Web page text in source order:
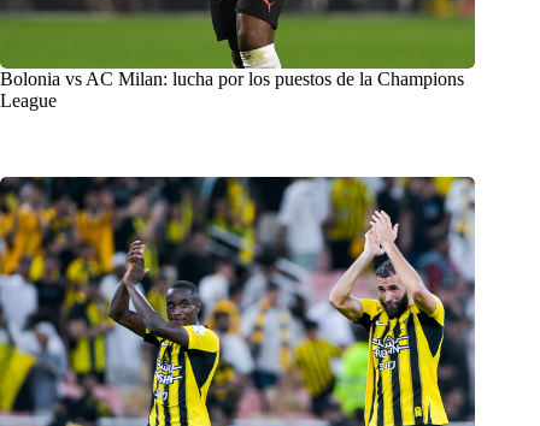
Bolonia vs AC Milan: lucha por los puestos de la Champions
League